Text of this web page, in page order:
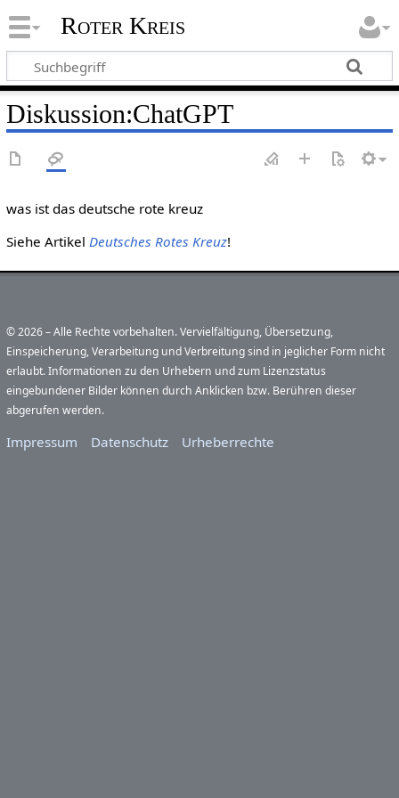
Roter Kreis
Diskussion:ChatGPT
was ist das deutsche rote kreuz
Siehe Artikel Deutsches Rotes Kreuz!
© 2026 – Alle Rechte vorbehalten. Vervielfältigung, Übersetzung,
Einspeicherung, Verarbeitung und Verbreitung sind in jeglicher Form nicht
erlaubt. Informationen zu den Urhebern und zum Lizenzstatus
eingebundener Bilder können durch Anklicken bzw. Berühren dieser
abgerufen werden.
Impressum Datenschutz Urheberrechte